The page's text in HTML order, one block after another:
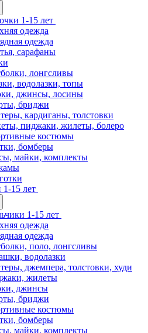
1-15 лет
одежда
одежда
сарафаны
лонгсливы
водолазки, топы
джинсы, лосины
бриджи
кардиганы, толстовки
пиджаки, жилеты, болеро
костюмы
бомберы
майки, комплекты
15 лет
1-15 лет
одежда
одежда
поло, лонгсливы
водолазки
джемпера, толстовки, худи
жилеты
джинсы
бриджи
костюмы
бомберы
майки, комплекты